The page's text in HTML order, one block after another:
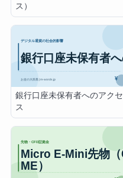
ス）
銀行口座未保有者へのアクセ
ス